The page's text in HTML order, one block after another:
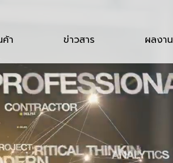
า ข่าวสาร ผลงาน